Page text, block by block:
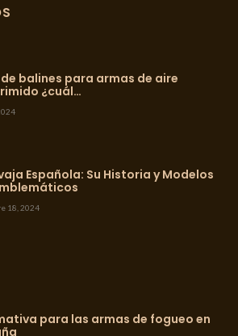
balines para armas de aire
¿cuál…
Española: Su Historia y Modelos
18, 2024
para las armas de fogueo en